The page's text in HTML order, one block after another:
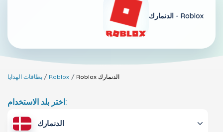
الدنمارك - Roblox
بطاقات الهدايا Roblox Roblox الدنمارك
اختر بلد الاستخدام:
الدنمارك